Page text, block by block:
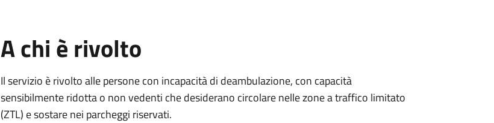
A chi è rivolto
Il servizio è rivolto alle persone con incapacità di deambulazione, con capacità
sensibilmente ridotta o non vedenti che desiderano circolare nelle zone a traffico limitato
(ZTL) e sostare nei parcheggi riservati.